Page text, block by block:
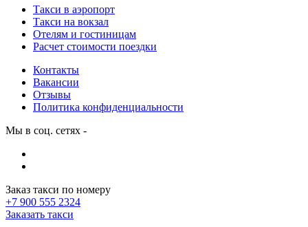
Такси в аэропорт
Такси на вокзал
Отелям и гостиницам
Раcчет стоимости поездки
Контакты
Вакансии
Отзывы
Политика конфиденциальности
Мы в соц. сетях -
Заказ такси по номеру
+7 900 555 2324
Заказать такси